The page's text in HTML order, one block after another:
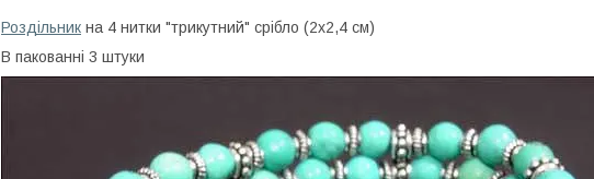
Роздільник на 4 нитки "трикутний" срібло (2х2,4 см)
В пакованні 3 штуки